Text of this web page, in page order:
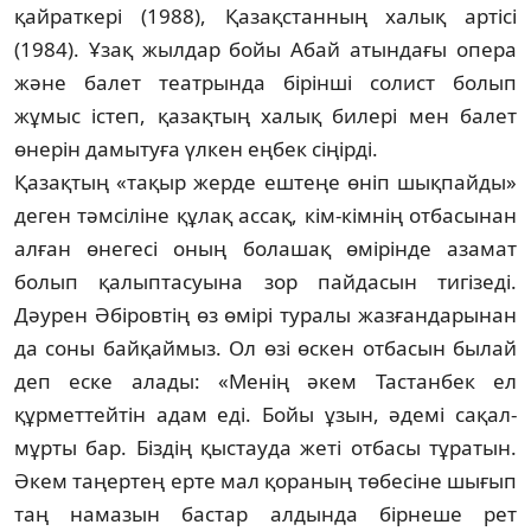
қайраткері (1988), Қазақстанның халық артісі
(1984). Ұзақ жылдар бойы Абай атындағы опера
және балет театрында бірінші солист болып
жұмыс істеп, қазақтың халық билері мен ба­лет
өнерін дамытуға үлкен еңбек сіңірді.
Қазақтың «тақыр жерде ештеңе өніп шық­пайды»
деген тәмсіліне құлақ ассақ, кім-кімнің отбасынан
алған өнегесі оның бо­лашақ өмірінде азамат
болып қ­а­лып­тасуына зор пайдасын тигізеді.
Дәурен Әбіров­тің өз өмірі туралы жазғандарынан
да соны байқаймыз. Ол өзі өскен отбасын бы­лай
деп еске алады: «Менің әкем Тастан­бек ел
құрметтейтін адам еді. Бойы ұзын, әдемі сақал-
мұрты бар. Біздің қыстауда жеті отбасы тұратын.
Әкем таңертең ерте мал қораның төбесіне шығып
таң намазын бастар алдында бірнеше рет